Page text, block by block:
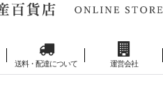
送料・配達について 運営会社